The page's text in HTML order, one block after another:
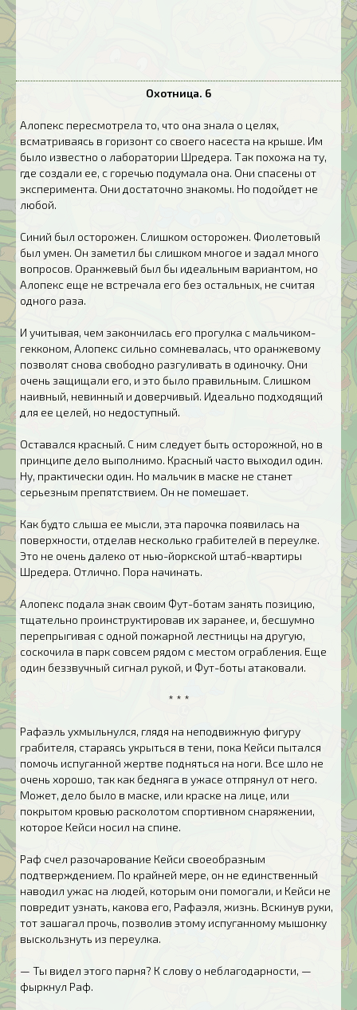
Охотница. 6
Алопекс пересмотрела то, что она знала о целях,
всматриваясь в горизонт со своего насеста на крыше. Им
было известно о лаборатории Шредера. Так похожа на ту,
где создали ее, с горечью подумала она. Они спасены от
эксперимента. Они достаточно знакомы. Но подойдет не
любой.
Синий был осторожен. Слишком осторожен. Фиолетовый
был умен. Он заметил бы слишком многое и задал много
вопросов. Оранжевый был бы идеальным вариантом, но
Алопекс еще не встречала его без остальных, не считая
одного раза.
И учитывая, чем закончилась его прогулка с мальчиком-
гекконом, Алопекс сильно сомневалась, что оранжевому
позволят снова свободно разгуливать в одиночку. Они
очень защищали его, и это было правильным. Слишком
наивный, невинный и доверчивый. Идеально подходящий
для ее целей, но недоступный.
Оставался красный. С ним следует быть осторожной, но в
принципе дело выполнимо. Красный часто выходил один.
Ну, практически один. Но мальчик в маске не станет
серьезным препятствием. Он не помешает.
Как будто слыша ее мысли, эта парочка появилась на
поверхности, отделав несколько грабителей в переулке.
Это не очень далеко от нью-йоркской штаб-квартиры
Шредера. Отлично. Пора начинать.
Алопекс подала знак своим Фут-ботам занять позицию,
тщательно проинструктировав их заранее, и, бесшумно
перепрыгивая с одной пожарной лестницы на другую,
соскочила в парк совсем рядом с местом ограбления. Еще
один беззвучный сигнал рукой, и Фут-боты атаковали.
* * *
Рафаэль ухмыльнулся, глядя на неподвижную фигуру
грабителя, стараясь укрыться в тени, пока Кейси пытался
помочь испуганной жертве подняться на ноги. Все шло не
очень хорошо, так как бедняга в ужасе отпрянул от него.
Может, дело было в маске, или краске на лице, или
покрытом кровью расколотом спортивном снаряжении,
которое Кейси носил на спине.
Раф счел разочарование Кейси своеобразным
подтверждением. По крайней мере, он не единственный
наводил ужас на людей, которым они помогали, и Кейси не
повредит узнать, какова его, Рафаэля, жизнь. Вскинув руки,
тот зашагал прочь, позволив этому испуганному мышонку
выскользнуть из переулка.
— Ты видел этого парня? К слову о неблагодарности, —
фыркнул Раф.